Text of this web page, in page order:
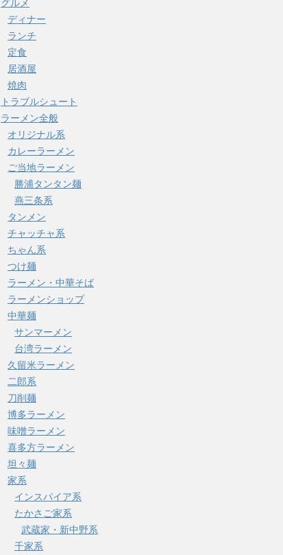
グルメ
ディナー
ランチ
定食
居酒屋
焼肉
トラブルシュート
ラーメン全般
オリジナル系
カレーラーメン
ご当地ラーメン
勝浦タンタン麺
燕三条系
タンメン
チャッチャ系
ちゃん系
つけ麺
ラーメン・中華そば
ラーメンショップ
中華麺
サンマーメン
台湾ラーメン
久留米ラーメン
二郎系
刀削麺
博多ラーメン
味噌ラーメン
喜多方ラーメン
坦々麺
家系
インスパイア系
たかさご家系
武蔵家・新中野系
千家系